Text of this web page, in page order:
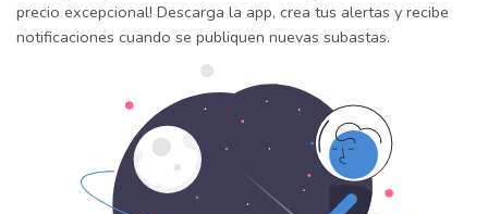
precio excepcional! Descarga la app, crea tus alertas y recibe
notificaciones cuando se publiquen nuevas subastas.